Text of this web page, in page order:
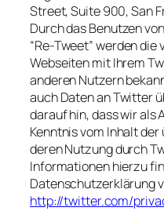
Street, Suite 900, San
Durch das Benutzen
“Re-Tweet” werden
Webseiten mit Ihrem
anderen Nutzern
auch Daten an Twitter
darauf hin, dass wir als
Kenntnis vom Inhalt
deren Nutzung durch
Informationen hierzu
Datenschutzerklärung
http://twitter.com/